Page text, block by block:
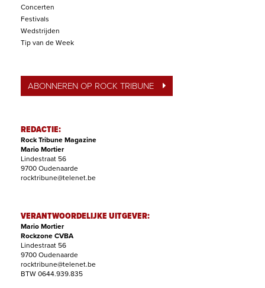
Concerten
Festivals
Wedstrijden
Tip van de Week
ABONNEREN OP ROCK TRIBUNE
REDACTIE:
Rock Tribune Magazine
Mario Mortier
Lindestraat 56
9700 Oudenaarde
rocktribune@telenet.be
VERANTWOORDELIJKE UITGEVER:
Mario Mortier
Rockzone CVBA
Lindestraat 56
9700 Oudenaarde
rocktribune@telenet.be
BTW 0644.939.835